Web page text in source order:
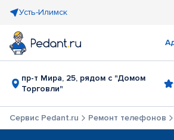
Усть-Илимск
пр-т Мира, 25, рядом с "Домом
Торговли"
Сервис Pedant.ru Ремонт телефонов